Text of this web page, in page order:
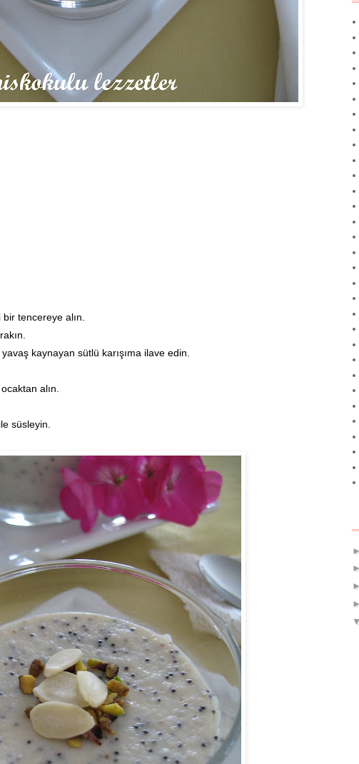
tencereye alın.
kaynayan sütlü karışıma ilave edin.
alın.
süsleyin.